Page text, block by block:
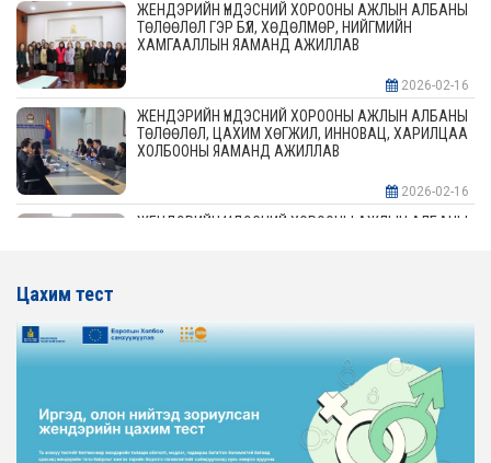
ЖЕНДЭРИЙН ҮНДЭСНИЙ ХОРООНЫ АЖЛЫН АЛБАНЫ
ТӨЛӨӨЛӨЛ ГЭР БҮЛ, ХӨДӨЛМӨР, НИЙГМИЙН
ХАМГААЛЛЫН ЯАМАНД АЖИЛЛАВ
2026-02-16
ЖЕНДЭРИЙН ҮНДЭСНИЙ ХОРООНЫ АЖЛЫН АЛБАНЫ
ТӨЛӨӨЛӨЛ, ЦАХИМ ХӨГЖИЛ, ИННОВАЦ, ХАРИЛЦАА
ХОЛБООНЫ ЯАМАНД АЖИЛЛАВ
2026-02-16
ЖЕНДЭРИЙН ҮНДЭСНИЙ ХОРООНЫ АЖЛЫН АЛБАНЫ
ЖЕНДЭРИЙН ҮНДЭСНИЙ ХОРООНЫ АЖЛЫН АЛБАНЫ
ТӨЛӨӨЛӨЛ ХОТ БАЙГУУЛАЛТ, БАРИЛГА, ОРОН
СУУЦЖУУЛАЛТЫН ЯАМАНД АЖИЛЛАВ
2026-02-16
ЖЕНДЭРИЙН ЭРХ ТЭГШ БАЙДЛЫГ ХАНГАХ ҮЙЛ
АЖИЛЛАГААГ ЭРЧИМЖҮҮЛЭХ САРЫН ХУВААРЬТАЙ
Цахим тест